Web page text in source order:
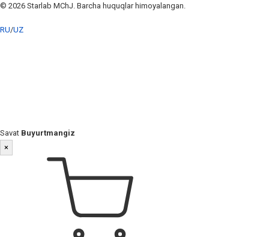
© 2026 Starlab MChJ. Barcha huquqlar himoyalangan.
RU/UZ
Savat Buyurtmangiz
×